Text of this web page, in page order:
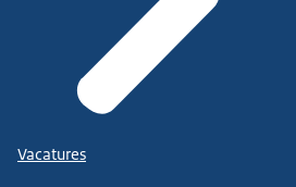
Vacatures